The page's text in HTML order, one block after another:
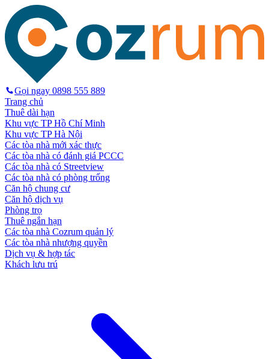
Gọi ngay 0898 555 889
Trang chủ
Thuê dài hạn
Khu vực TP Hồ Chí Minh
Khu vực TP Hà Nội
Các tòa nhà mới xác thực
Các tòa nhà có đánh giá PCCC
Các tòa nhà có Streetview
Các tòa nhà có phòng trống
Căn hộ chung cư
Căn hộ dịch vụ
Phòng trọ
Thuê ngắn hạn
Các tòa nhà Cozrum quản lý
Các tòa nhà nhượng quyền
Dịch vụ & hợp tác
Khách lưu trú